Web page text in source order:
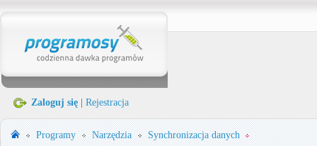
Zaloguj się Rejestracja
Programy Narzędzia Synchronizacja danych